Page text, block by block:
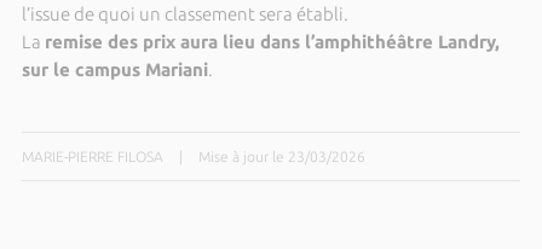
l’issue de quoi un classement sera établi.
La remise des prix aura lieu dans l’amphithéâtre Landry,
sur le campus Mariani.
MARIE-PIERRE FILOSA Mise à jour le 23/03/2026